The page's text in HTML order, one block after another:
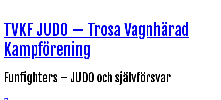
till
innehåll
TVKF JUDO — Trosa Vagnhärad
Kampförening
Funfighters – JUDO och självförsvar